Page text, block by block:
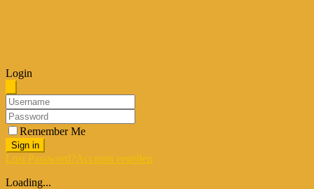
Login
Remember Me
Sign in
Lost Password?Account erstellen
Loading...